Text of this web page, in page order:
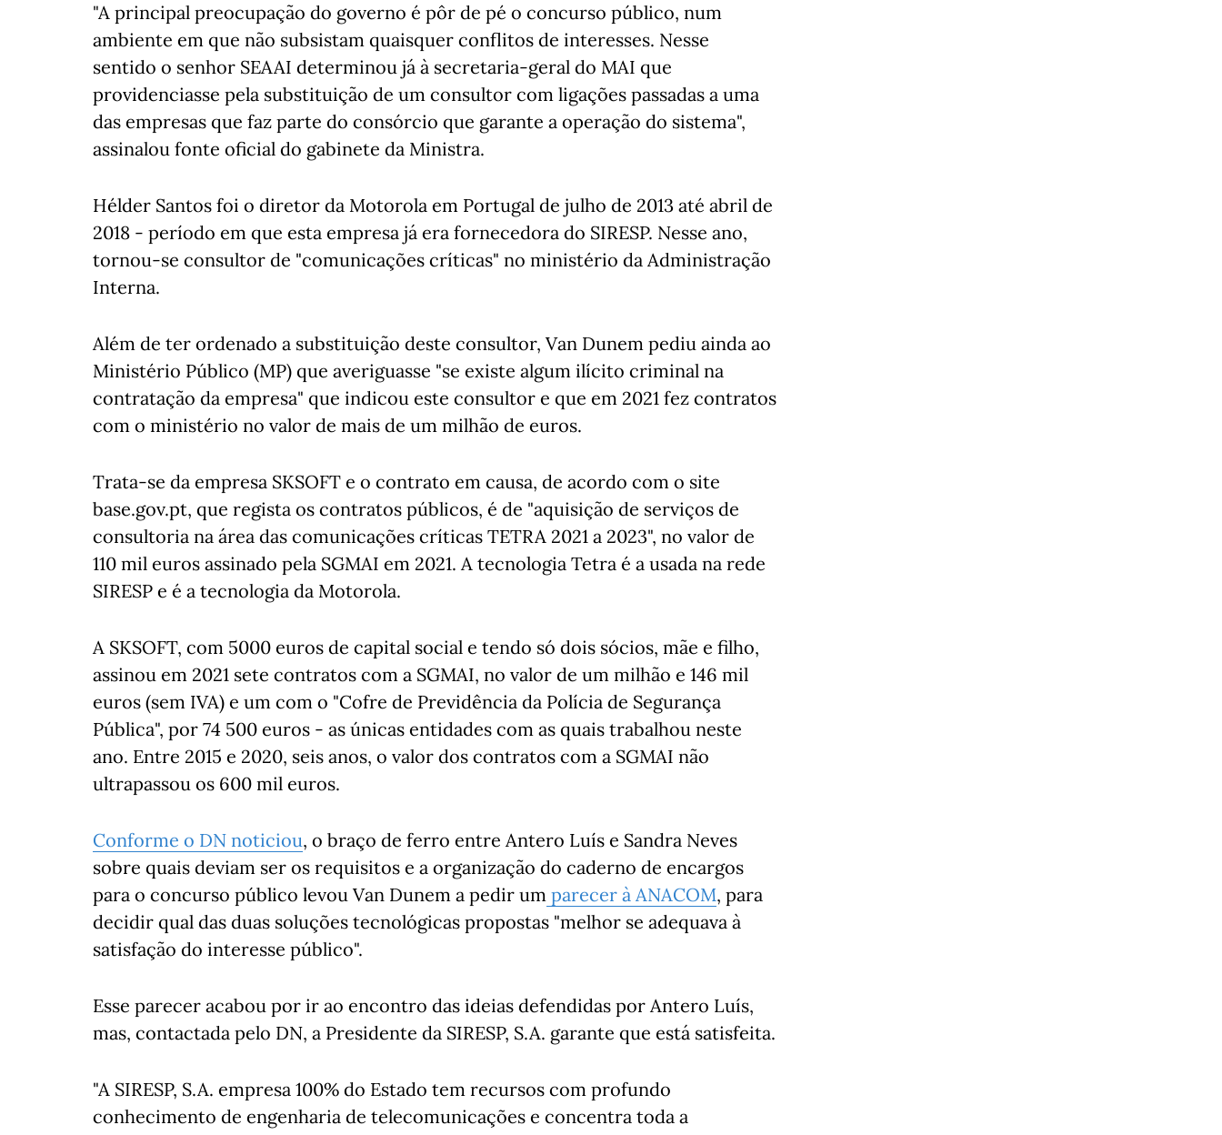
"A principal preocupação do governo é pôr de pé o concurso público, num
ambiente em que não subsistam quaisquer conflitos de interesses. Nesse
sentido o senhor SEAAI determinou já à secretaria-geral do MAI que
providenciasse pela substituição de um consultor com ligações passadas a uma
das empresas que faz parte do consórcio que garante a operação do sistema",
assinalou fonte oficial do gabinete da Ministra.
Hélder Santos foi o diretor da Motorola em Portugal de julho de 2013 até abril de
2018 - período em que esta empresa já era fornecedora do SIRESP. Nesse ano,
tornou-se consultor de "comunicações críticas" no ministério da Administração
Interna.
Além de ter ordenado a substituição deste consultor, Van Dunem pediu ainda ao
Ministério Público (MP) que averiguasse "se existe algum ilícito criminal na
contratação da empresa" que indicou este consultor e que em 2021 fez contratos
com o ministério no valor de mais de um milhão de euros.
Trata-se da empresa SKSOFT e o contrato em causa, de acordo com o site
base.gov.pt, que regista os contratos públicos, é de "aquisição de serviços de
consultoria na área das comunicações críticas TETRA 2021 a 2023", no valor de
110 mil euros assinado pela SGMAI em 2021. A tecnologia Tetra é a usada na rede
SIRESP e é a tecnologia da Motorola.
A SKSOFT, com 5000 euros de capital social e tendo só dois sócios, mãe e filho,
assinou em 2021 sete contratos com a SGMAI, no valor de um milhão e 146 mil
euros (sem IVA) e um com o "Cofre de Previdência da Polícia de Segurança
Pública", por 74 500 euros - as únicas entidades com as quais trabalhou neste
ano. Entre 2015 e 2020, seis anos, o valor dos contratos com a SGMAI não
ultrapassou os 600 mil euros.
Conforme o DN noticiou, o braço de ferro entre Antero Luís e Sandra Neves
sobre quais deviam ser os requisitos e a organização do caderno de encargos
para o concurso público levou Van Dunem a pedir um parecer à ANACOM, para
decidir qual das duas soluções tecnológicas propostas "melhor se adequava à
satisfação do interesse público".
Esse parecer acabou por ir ao encontro das ideias defendidas por Antero Luís,
mas, contactada pelo DN, a Presidente da SIRESP, S.A. garante que está satisfeita.
"A SIRESP, S.A. empresa 100% do Estado tem recursos com profundo
conhecimento de engenharia de telecomunicações e concentra toda a